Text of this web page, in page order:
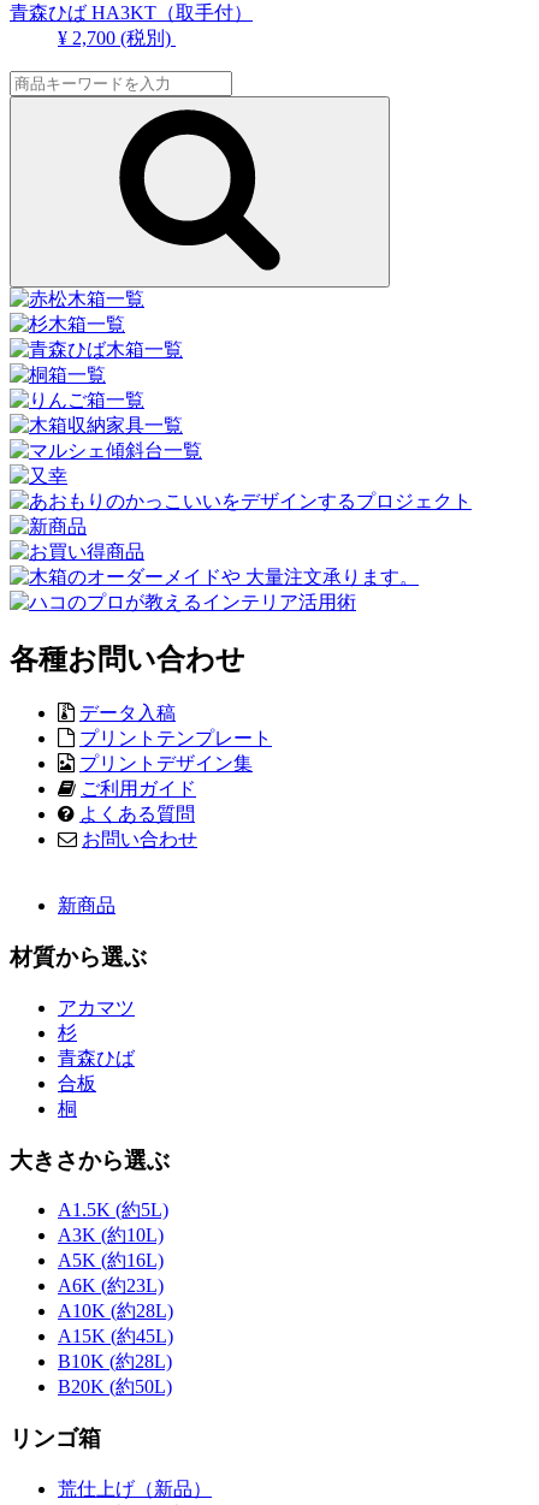
青森ひば HA3KT（取手付）
¥ 2,700 (税別)
各種お問い合わせ
データ入稿
プリントテンプレート
プリントデザイン集
ご利用ガイド
よくある質問
お問い合わせ
新商品
材質から選ぶ
アカマツ
杉
青森ひば
合板
桐
大きさから選ぶ
A1.5K (約5L)
A3K (約10L)
A5K (約16L)
A6K (約23L)
A10K (約28L)
A15K (約45L)
B10K (約28L)
B20K (約50L)
リンゴ箱
荒仕上げ（新品）